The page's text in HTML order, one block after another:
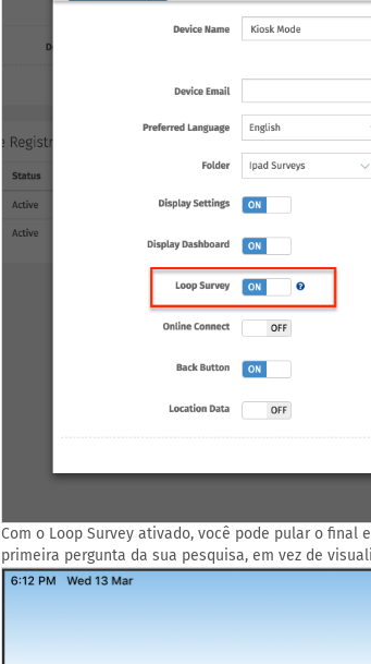
Com o Loop Survey ativado, você pode pular o
primeira pergunta da sua pesquisa, em vez de